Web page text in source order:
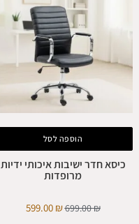
הוספה לסל
כיסא חדר ישיבות איכותי ידיות
מרופדות
699.00₪
599.00 ₪